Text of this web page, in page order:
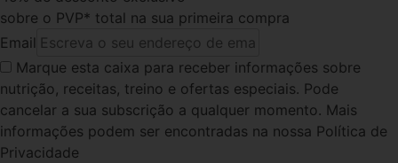
sobre o PVP* total na sua primeira compra
Email
Marque esta caixa para receber informações sobre
nutrição, receitas, treino e ofertas especiais. Pode
cancelar a sua subscrição a qualquer momento. Mais
informações podem ser encontradas na nossa Política de
Privacidade